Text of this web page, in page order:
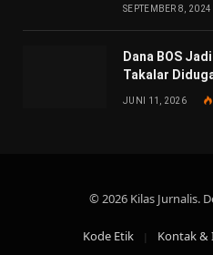
SEPTEMBER 8, 2024
Dana BOS
Takalar
JUNI 11, 2026
© 2026 Kilas Jurnalis.
Kode Etik Kontak &